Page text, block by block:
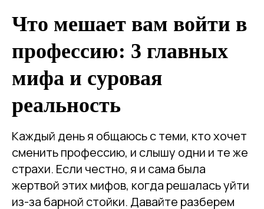
Что мешает вам войти в
профессию: 3 главных
мифа и суровая
реальность
Каждый день я общаюсь с теми, кто хочет
сменить профессию, и слышу одни и те же
страхи. Если честно, я и сама была
жертвой этих мифов, когда решалась уйти
из-за барной стойки. Давайте разберем